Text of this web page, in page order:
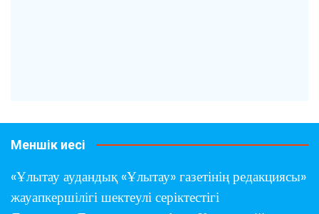
Меншік иесі
«Ұлытау аудандық «Ұлытау» газетінің редакциясы»
жауапкершілігі шектеулі серіктестігі